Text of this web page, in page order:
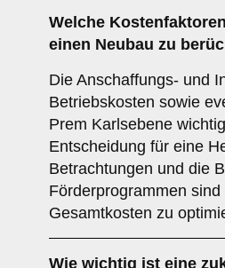
Welche
einen Neubau zu
Die Anschaffungs- und
Betriebskosten sowie
Prem Karlsebene
Entscheidung für eine
Betrachtungen und die
Förderprogrammen
Gesamtkosten zu
Wie wichtig ist eine